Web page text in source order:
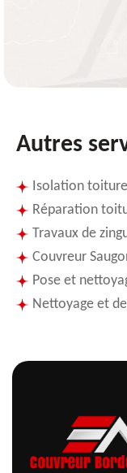
Autres
Isolation
Réparation
Travaux de
Couvreur
Pose et
Nettoyage et